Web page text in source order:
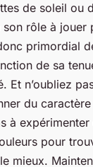
de soleil ou
son rôle à jouer
primordial
de sa
Et n’oubliez
du
à
pour
mieux.